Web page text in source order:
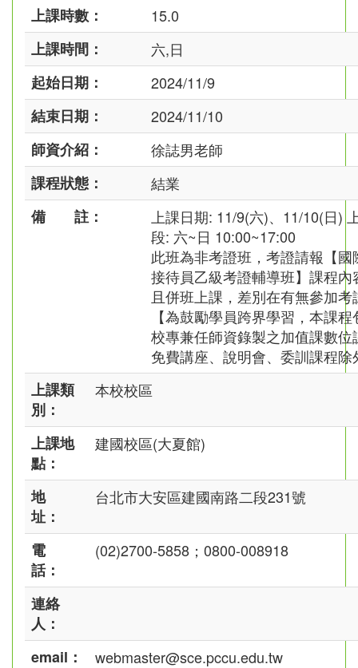
上課時數：
15.0
上課時間：
六,日
起始日期：
2024/11/9
結束日期：
2024/11/10
師資介紹：
徐誌男老師
課程狀態：
結業
備 註：
上課日期: 11/9(六)、11/10(日)
段: 六~日 10:00~17:00
此班為非考證班，考證請報【國
接待員乙級考證輔導班】課程內
且併班上課，差別在有無參加考
【為鼓勵學員跨界學習，本課
校專兼任師資錄製之加值課數位
免費講座、說明會、委訓課程除
上課類
別：
本校校區
上課地
點：
建國校區(大夏館)
地
址：
台北市大安區建國南路二段231號
電
話：
(02)2700-5858；0800-008918
連絡
人：
email：
webmaster@sce.pccu.edu.tw